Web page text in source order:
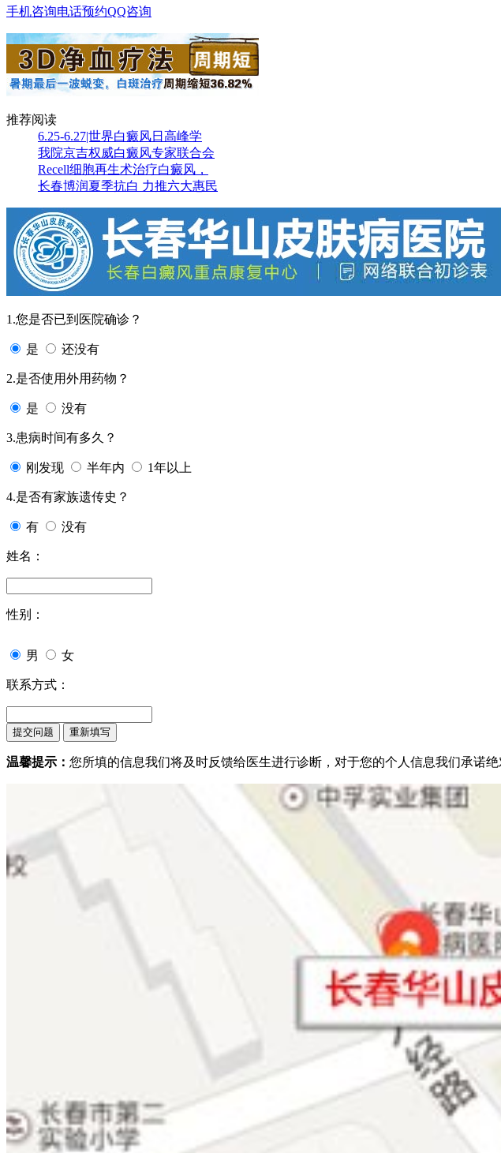
手机咨询电话预约QQ咨询
推荐阅读
6.25-6.27|世界白癜风日高峰学
我院京吉权威白癜风专家联合会
Recell细胞再生术治疗白癜风，
长春博润夏季抗白 力推六大惠民
1.您是否已到医院确诊？
是 还没有
2.是否使用外用药物？
是 没有
3.患病时间有多久？
刚发现 半年内 1年以上
4.是否有家族遗传史？
有 没有
姓名：
性别：
男 女
联系方式：
温馨提示： 您所填的信息我们将及时反馈给医生进行诊断，对于您的个人信息我们承诺绝